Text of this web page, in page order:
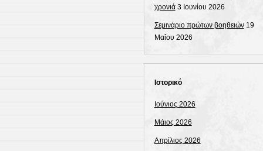
χρονιά 3 Ιουνίου 2026
Σεμινάριο πρώτων βοηθειών 19
Μαΐου 2026
Ιστορικό
Ιούνιος 2026
Μάιος 2026
Απρίλιος 2026